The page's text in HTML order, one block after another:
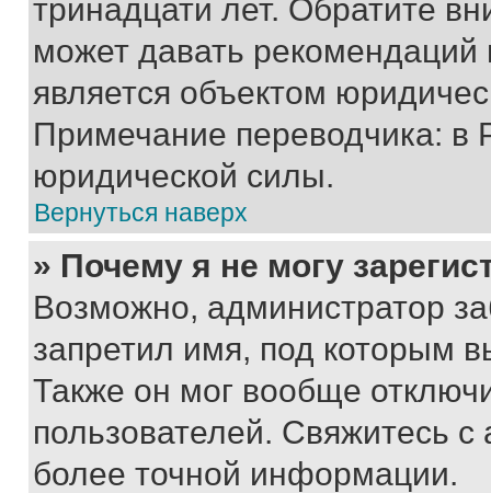
тринадцати лет. Обратите
может давать
является объектом
Примечание переводчика: в
юридической силы.
Вернуться наверх
» Почему я не могу
Возможно, администратор
запретил имя, под которым
Также он мог вообще
пользователей. Свяжитесь
более точной информации.